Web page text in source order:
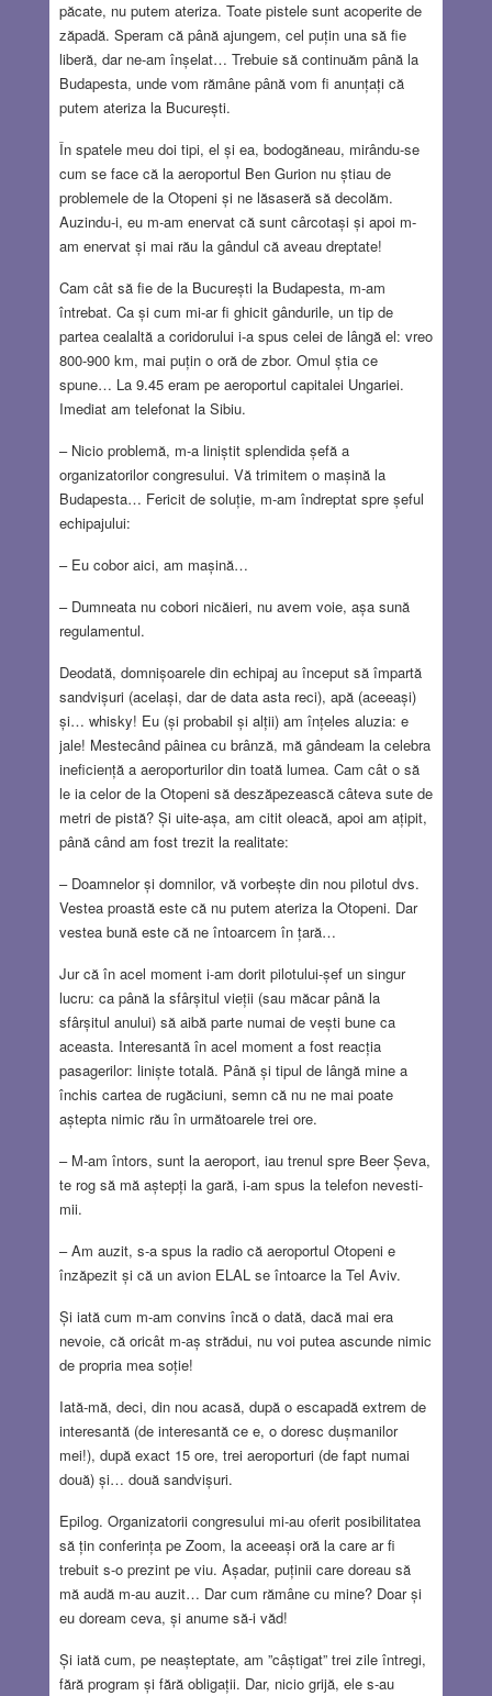
păcate, nu putem ateriza. Toate pistele sunt acoperite de
zăpadă. Speram că până ajungem, cel puțin una să fie
liberă, dar ne-am înșelat… Trebuie să continuăm până la
Budapesta, unde vom rămâne până vom fi anunțați că
putem ateriza la București.
În spatele meu doi tipi, el și ea, bodogăneau, mirându-se
cum se face că la aeroportul Ben Gurion nu știau de
problemele de la Otopeni și ne lăsaseră să decolăm.
Auzindu-i, eu m-am enervat că sunt cârcotași și apoi m-
am enervat și mai rău la gândul că aveau dreptate!
Cam cât să fie de la București la Budapesta, m-am
întrebat. Ca și cum mi-ar fi ghicit gândurile, un tip de
partea cealaltă a coridorului i-a spus celei de lângă el: vreo
800-900 km, mai puțin o oră de zbor. Omul știa ce
spune… La 9.45 eram pe aeroportul capitalei Ungariei.
Imediat am telefonat la Sibiu.
– Nicio problemă, m-a liniștit splendida șefă a
organizatorilor congresului. Vă trimitem o mașină la
Budapesta… Fericit de soluție, m-am îndreptat spre șeful
echipajului:
– Eu cobor aici, am mașină…
– Dumneata nu cobori nicăieri, nu avem voie, așa sună
regulamentul.
Deodată, domnișoarele din echipaj au început să împartă
sandvișuri (același, dar de data asta reci), apă (aceeași)
și… whisky! Eu (și probabil și alții) am înțeles aluzia: e
jale! Mestecând pâinea cu brânză, mă gândeam la celebra
ineficiență a aeroporturilor din toată lumea. Cam cât o să
le ia celor de la Otopeni să deszăpezească câteva sute de
metri de pistă? Și uite-așa, am citit oleacă, apoi am ațipit,
până când am fost trezit la realitate:
– Doamnelor și domnilor, vă vorbește din nou pilotul dvs.
Vestea proastă este că nu putem ateriza la Otopeni. Dar
vestea bună este că ne întoarcem în țară…
Jur că în acel moment i-am dorit pilotului-șef un singur
lucru: ca până la sfârșitul vieții (sau măcar până la
sfârșitul anului) să aibă parte numai de vești bune ca
aceasta. Interesantă în acel moment a fost reacția
pasagerilor: liniște totală. Până și tipul de lângă mine a
închis cartea de rugăciuni, semn că nu ne mai poate
aștepta nimic rău în următoarele trei ore.
– M-am întors, sunt la aeroport, iau trenul spre Beer Șeva,
te rog să mă aștepți la gară, i-am spus la telefon nevesti-
mii.
– Am auzit, s-a spus la radio că aeroportul Otopeni e
înzăpezit și că un avion ELAL se întoarce la Tel Aviv.
Și iată cum m-am convins încă o dată, dacă mai era
nevoie, că oricât m-aș strădui, nu voi putea ascunde nimic
de propria mea soție!
Iată-mă, deci, din nou acasă, după o escapadă extrem de
interesantă (de interesantă ce e, o doresc dușmanilor
mei!), după exact 15 ore, trei aeroporturi (de fapt numai
două) și… două sandvișuri.
Epilog. Organizatorii congresului mi-au oferit posibilitatea
să țin conferința pe Zoom, la aceeași oră la care ar fi
trebuit s-o prezint pe viu. Așadar, puținii care doreau să
mă audă m-au auzit… Dar cum rămâne cu mine? Doar și
eu doream ceva, și anume să-i văd!
Și iată cum, pe neașteptate, am ”câștigat” trei zile întregi,
fără program și fără obligații. Dar, nicio grijă, ele s-au